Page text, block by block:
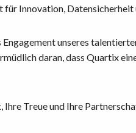
Innovation,
unseres
daran, dass Quartix
Treue und Ihre